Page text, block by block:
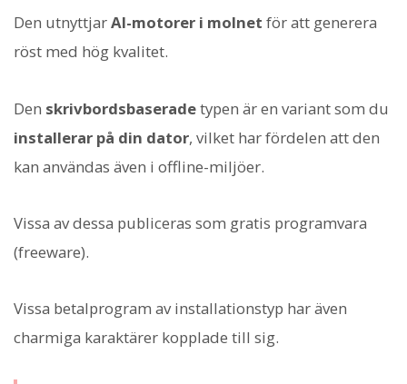
Den utnyttjarAI-motorer i molnet för att generera
röst med hög kvalitet.
Den skrivbordsbaseradetypen är en variant som du
installerar på din dator, vilket har fördelen att den
kan användas även i offline-miljöer.
Vissa av dessa publiceras som gratis programvara
(freeware).
Vissa betalprogram av installationstyp har även
charmiga karaktärer kopplade till sig.